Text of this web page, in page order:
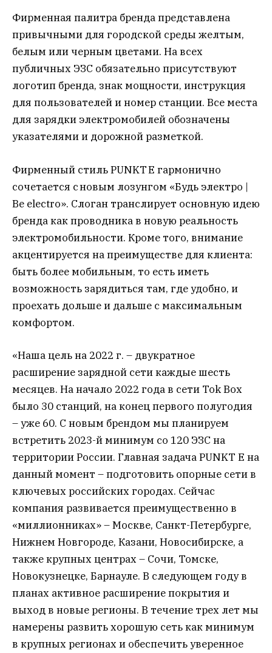
Фирменная палитра бренда представлена
привычными для городской среды желтым,
белым или черным цветами. На всех
публичных ЭЗС обязательно присутствуют
логотип бренда, знак мощности, инструкция
для пользователей и номер станции. Все места
для зарядки электромобилей обозначены
указателями и дорожной разметкой.
Фирменный стиль PUNKT E гармонично
сочетается с новым лозунгом «Будь электро |
Be electro». Слоган транслирует основную идею
бренда как проводника в новую реальность
электромобильности. Кроме того, внимание
акцентируется на преимуществе для клиента:
быть более мобильным, то есть иметь
возможность зарядиться там, где удобно, и
проехать дольше и дальше с максимальным
комфортом.
«Наша цель на 2022 г. – двукратное
расширение зарядной сети каждые шесть
месяцев. На начало 2022 года в сети Tok Box
было 30 станций, на конец первого полугодия
– уже 60. С новым брендом мы планируем
встретить 2023-й минимум со 120 ЭЗС на
территории России. Главная задача PUNKT E на
данный момент – подготовить опорные сети в
ключевых российских городах. Сейчас
компания развивается преимущественно в
«миллионниках» – Москве, Санкт-Петербурге,
Нижнем Новгороде, Казани, Новосибирске, а
также крупных центрах – Сочи, Томске,
Новокузнецке, Барнауле. В следующем году в
планах активное расширение покрытия и
выход в новые регионы. В течение трех лет мы
намерены развить хорошую сеть как минимум
в крупных регионах и обеспечить уверенное